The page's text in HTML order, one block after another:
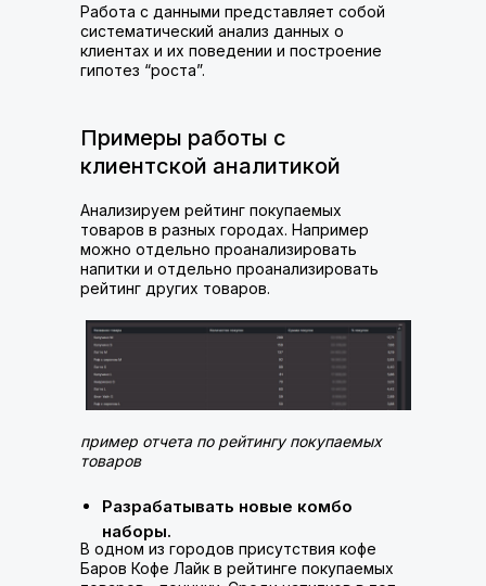
Анализируем рейтинг покупаемых
товаров в разных городах. Например
можно отдельно проанализировать
напитки и отдельно проанализировать
рейтинг других товаров.
Работа с данными представляет собой
систематический анализ данных о
клиентах и их поведении и построение
гипотез “роста”.
В одном из городов присутствия кофе
Баров Кофе Лайк в рейтинге покупаемых
Примеры работы с
клиентской аналитикой
пример отчета по рейтингу покупаемых
товаров
Разрабатывать новые комбо
наборы.